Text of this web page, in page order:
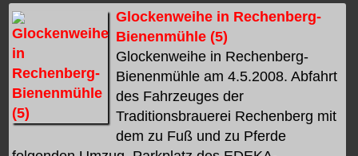
Glockenweihe in Rechenberg-
Bienenmühle (5)
Glockenweihe in Rechenberg-
Bienenmühle am 4.5.2008. Abfahrt
des Fahrzeuges der
Traditionsbrauerei Rechenberg mit
dem zu Fuß und zu Pferde